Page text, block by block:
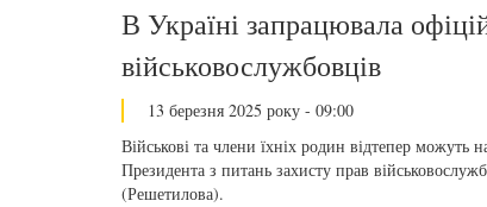
В Україні запрацювала
військовослужбовців
13 березня 2025 року - 09:00
Військові та члени їхніх родин відтепер можуть
Президента з питань захисту прав
(Решетилова).